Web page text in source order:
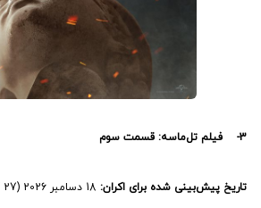
3- فیلم تل‌ماسه: قسمت سوم
تاریخ پیش‌بینی شده برای اکران: 18 دسامبر 2026 (27 آذر 1405)